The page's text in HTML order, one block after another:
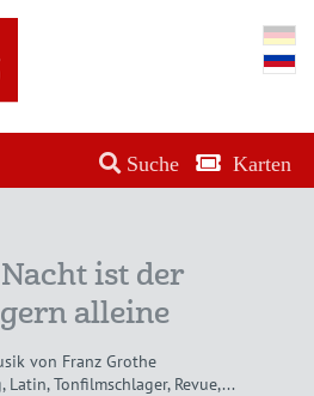
Suche Karten
ist der
alleine
von Franz Grothe
Latin, Tonfilmschlager, Revue,...